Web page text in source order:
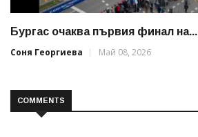
Бургас очаква първия финал на...
Соня Георгиева
Май 08, 2026
COMMENTS